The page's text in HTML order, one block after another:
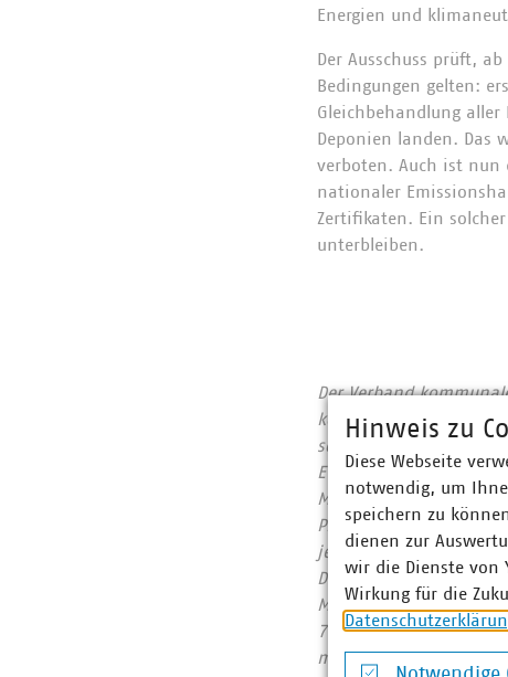
Energien und
Der Ausschuss prüft,
Bedingungen gelten:
Gleichbehandlung
Deponien landen. Das
verboten. Auch ist nun
nationaler
Zertifikaten. Ein
unterbleiben.
Der Verband
sowie
Euro erwirtschaftet
Mitgliedsunternehmen
Prozent, Gas 67
jeden Tag 31.500
Deutschland mit 67
Mitgliedsunternehmen
700 Millionen Euro.
mindestens ins
Hinweis zu
Diese Webseite
notwendig, um
speichern zu
dienen zur
wir die Dienste von
Wirkung für die